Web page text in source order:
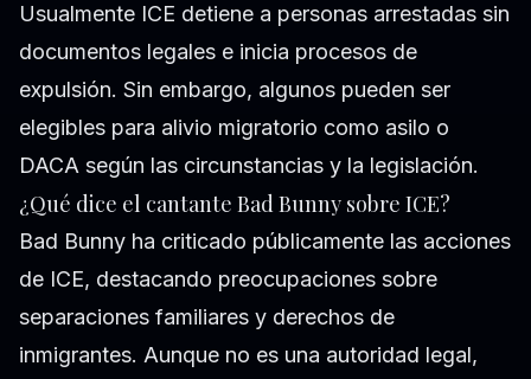
Usualmente ICE detiene a personas arrestadas sin
documentos legales e inicia procesos de
expulsión. Sin embargo, algunos pueden ser
elegibles para alivio migratorio como asilo o
DACA según las circunstancias y la legislación.
¿Qué dice el cantante Bad Bunny sobre ICE?
Bad Bunny ha criticado públicamente las acciones
de ICE, destacando preocupaciones sobre
separaciones familiares y derechos de
inmigrantes. Aunque no es una autoridad legal,